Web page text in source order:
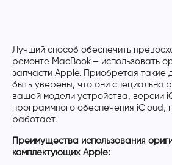
Лучший способ обеспечить
ремонте MacBook — использовать
запчасти Apple. Приобретая такие
быть уверены, что они специально
вашей модели устройства, версии
программного обеспечения iCloud,
работает.
Преимущества использования
комплектующих Apple: